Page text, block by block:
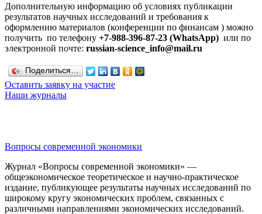
Дополнительную информацию об условиях публикации
результатов научных исследований и требования к
оформлению материалов (конференции по финансам ) можно
получить по телефону +7-988-396-87-23 (WhatsApp) или по
электронной почте: russian-science_info@mail.ru
Поделиться…
Оставить заявку на участие
Наши журналы
Вопросы современной экономики
Журнал «Вопросы современной экономики» —
общеэкономическое теоретическое и научно-практическое
издание, публикующее результаты научных исследований по
широкому кругу экономических проблем, связанных с
различными направлениями экономических исследований.